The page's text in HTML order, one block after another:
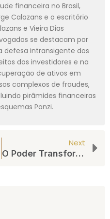
financeira no Brasil,
Calazans e o escritório
e Vieira Dias
se destacam por
defesa intransigente dos
dos investidores e na
de ativos em
complexos de fraudes,
pirâmides financeiras
Ponzi.
Next
O Poder Transformador da Educação Financeira: Preparando Jovens para o Sucesso Financeiro